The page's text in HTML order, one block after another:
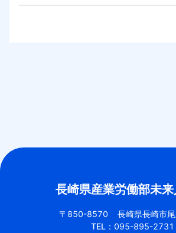
長崎県産業労働部未
〒850-8570
長崎県長崎市
TEL： 095-895-2731